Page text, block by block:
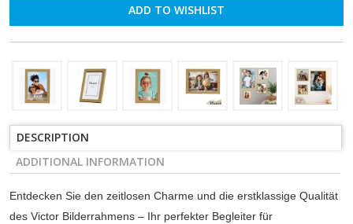
ADD TO WISHLIST
DESCRIPTION
ADDITIONAL INFORMATION
Entdecken Sie den zeitlosen Charme und die erstklassige Qualität
des Victor Bilderrahmens – Ihr perfekter Begleiter für